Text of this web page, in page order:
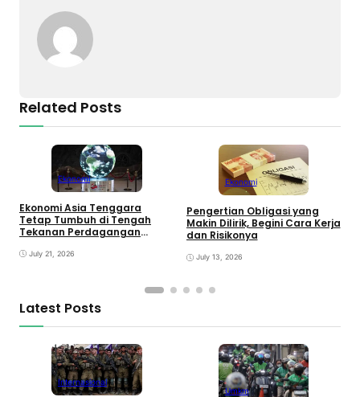
Related Posts
Ekonomi
Ekonomi Asia Tenggara
Tetap Tumbuh di Tengah
Tekanan Perdagangan
July 21, 2026
Ekonomi
Pengertian Obligasi yang
Makin Dilirik, Begini Cara Kerja
dan Risikonya
July 13, 2026
Latest Posts
Internasional
Umkm